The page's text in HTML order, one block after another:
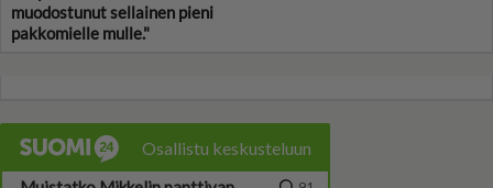
muodostunut sellainen pieni
pakkomielle mulle."